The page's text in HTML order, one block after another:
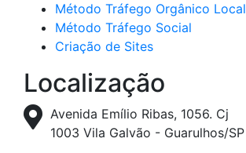
Método Tráfego Orgânico Local
Método Tráfego Social
Criação de Sites
Localização
Avenida Emílio Ribas, 1056. Cj
1003 Vila Galvão - Guarulhos/SP